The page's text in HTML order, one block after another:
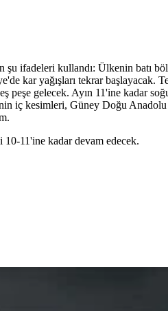
ifadeleri kullandı: Ülkenin batı
kar yağışları tekrar başlayacak.
peşe gelecek. Ayın 11'ine kadar
iç kesimleri, Güney Doğu
11'ine kadar devam edecek.